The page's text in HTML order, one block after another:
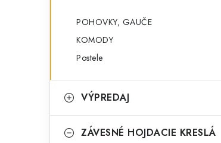
POHOVKY, GAUČE
KOMODY
Postele
VÝPREDAJ
ZÁVESNÉ HOJDACIE KRESLÁ